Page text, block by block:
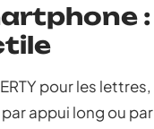
:
pour les lettres,
appui long ou par